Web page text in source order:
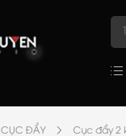
CỤC ĐẨY Cục đẩy 2